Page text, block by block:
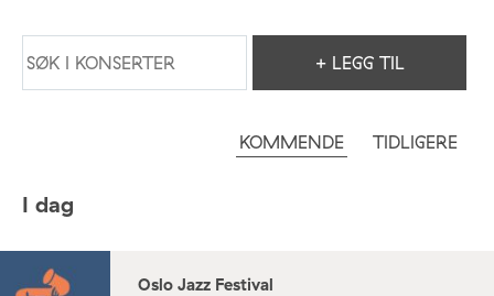
+ LEGG TIL
KOMMENDE TIDLIGERE
I dag
Oslo Jazz Festival